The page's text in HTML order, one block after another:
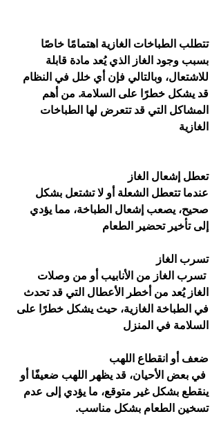
تتطلب الطباخات الغازية اهتمامًا خاصًا
بسبب وجود الغاز الذي يُعد مادة قابلة
للاشتعال، وبالتالي فإن أي خلل في النظام
قد يشكل خطرًا على السلامة. من أهم
المشاكل التي قد تتعرض لها الطباخات
الغازية
تعطل إشعال الغاز
عندما تتعطل الشعلة أو لا تشتعل بشكل
صحيح، يصعب إشعال الطباخة، مما يؤدي
إلى تأخير تحضير الطعام
تسرب الغاز
تسرب الغاز من الأنابيب أو من وصلات
الغاز يُعد من أخطر الأعطال التي قد تحدث
في الطباخة الغازية، حيث يشكل خطرًا على
السلامة في المنزل
ضعف أو انقطاع اللهب
في بعض الأحيان، قد يظهر اللهب ضعيفًا أو
ينقطع بشكل غير متوقع، ما يؤدي إلى عدم
تسخين الطعام بشكل مناسب.